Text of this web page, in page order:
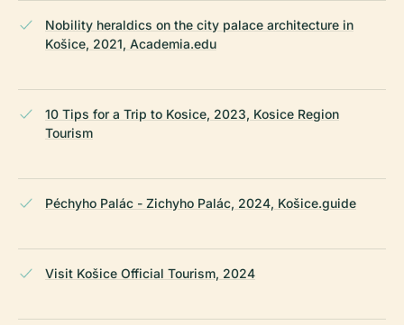
Nobility heraldics on the city palace architecture in
Košice, 2021, Academia.edu
10 Tips for a Trip to Kosice, 2023, Kosice Region
Tourism
Péchyho Palác - Zichyho Palác, 2024, Košice.guide
Visit Košice Official Tourism, 2024